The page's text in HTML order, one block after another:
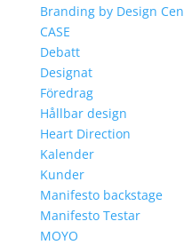
Branding by Design
CASE
Debatt
Designat
Föredrag
Hållbar design
Heart Direction
Kalender
Kunder
Manifesto backstage
Manifesto Testar
MOYO